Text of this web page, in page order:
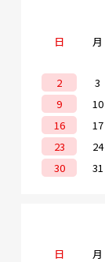
日 月
2
3
9
10
16
17
23
24
30
31
日 月